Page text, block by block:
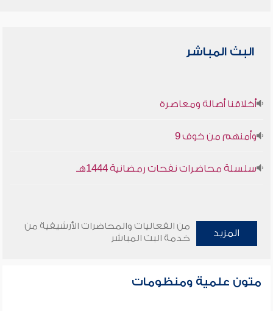
البث المباشر
أخلاقنا أصالة ومعاصرة
وأمنهم من خوف 9
سلسلة محاضرات نفحات رمضانية 1444هـ
المزيد
من الفعاليات والمحاضرات الأرشيفية من
خدمة البث المباشر
متون علمية ومنظومات